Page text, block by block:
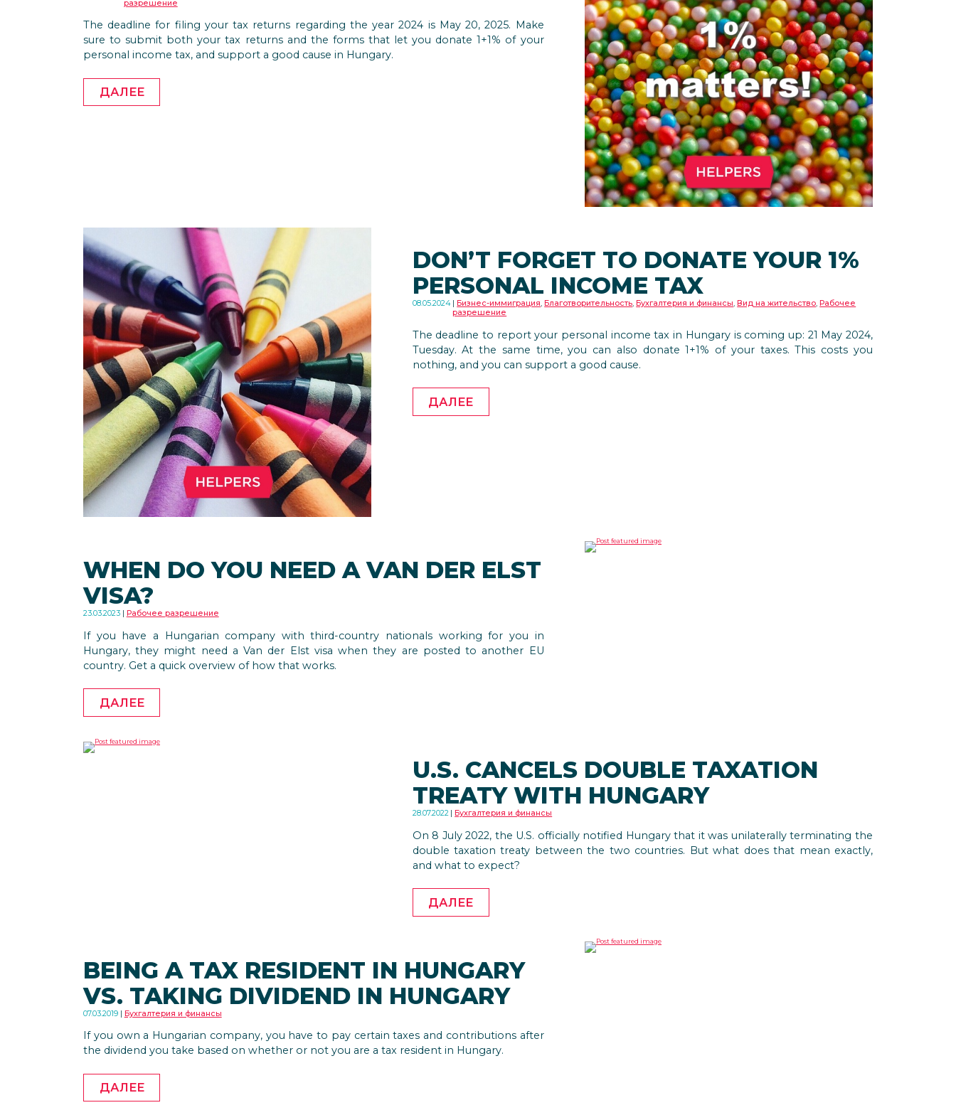
разрешение
The deadline for filing your tax returns regarding the year 2024 is May 20, 2025. Make
sure to submit both your tax returns and the forms that let you donate 1+1% of your
personal income tax, and support a good cause in Hungary.
ДАЛЕЕ
DON’T FORGET TO DONATE YOUR 1%
PERSONAL INCOME TAX
08.05.2024 Бизнес-иммиграция, Благотворительность, Бухгалтерия и финансы, Вид на жительство, Рабочее
разрешение
The deadline to report your personal income tax in Hungary is coming up: 21 May 2024,
Tuesday. At the same time, you can also donate 1+1% of your taxes. This costs you
nothing, and you can support a good cause.
ДАЛЕЕ
WHEN DO YOU NEED A VAN DER ELST
VISA?
23.03.2023 Рабочее разрешение
If you have a Hungarian company with third-country nationals working for you in
Hungary, they might need a Van der Elst visa when they are posted to another EU
country. Get a quick overview of how that works.
ДАЛЕЕ
U.S. CANCELS DOUBLE TAXATION
TREATY WITH HUNGARY
28.07.2022 Бухгалтерия и финансы
On 8 July 2022, the U.S. officially notified Hungary that it was unilaterally terminating the
double taxation treaty between the two countries. But what does that mean exactly,
and what to expect?
ДАЛЕЕ
BEING A TAX RESIDENT IN HUNGARY
VS. TAKING DIVIDEND IN HUNGARY
07.03.2019 Бухгалтерия и финансы
If you own a Hungarian company, you have to pay certain taxes and contributions after
the dividend you take based on whether or not you are a tax resident in Hungary.
ДАЛЕЕ